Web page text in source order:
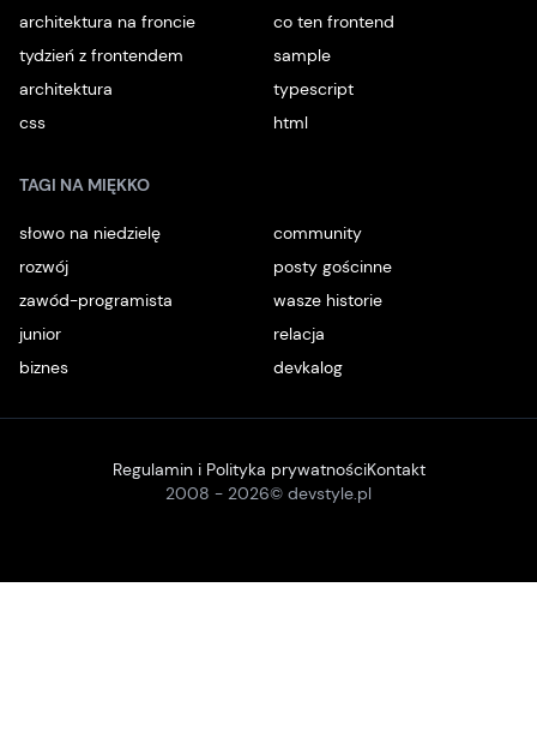
architektura na froncie
co ten frontend
tydzień z frontendem
sample
architektura
typescript
css
html
TAGI NA MIĘKKO
słowo na niedzielę
community
rozwój
posty gościnne
zawód-programista
wasze historie
junior
relacja
biznes
devkalog
2008 - 2026© devstyle.pl
Regulamin i Polityka prywatnościKontakt